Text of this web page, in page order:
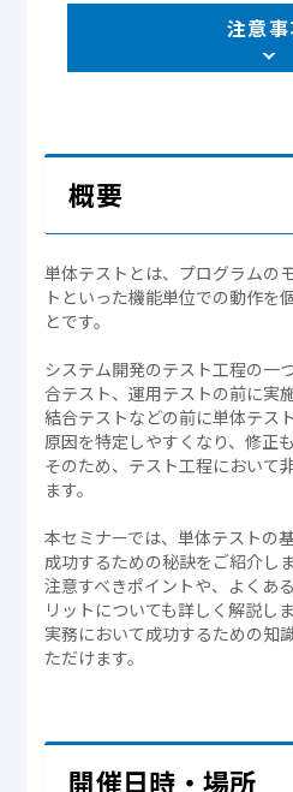
注意
概要
単体テストとは、プログラムの
トといった機能単位での動作を
とです。
システム開発のテスト工程の一
合テスト、運用テストの前に実
結合テストなどの前に単体テス
原因を特定しやすくなり、修正
そのため、テスト工程において
ます。
本セミナーでは、単体テストの
成功するための秘訣をご紹介しま
注意すべきポイントや、よくあ
リットについても詳しく解説しま
実務において成功するための知
ただけます。
開催日時・場所